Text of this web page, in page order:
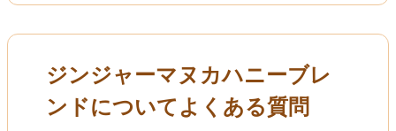
ジンジャーマヌカハニーブレ
ンドについてよくある質問